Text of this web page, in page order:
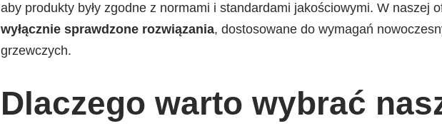
aby produkty były zgodne z normami i standardami jakościowymi. W naszej
wyłącznie sprawdzone rozwiązania, dostosowane do wymagań
grzewczych.
Dlaczego warto wybrać